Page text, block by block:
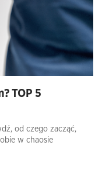
TOP 5
od czego zacząć,
w chaosie